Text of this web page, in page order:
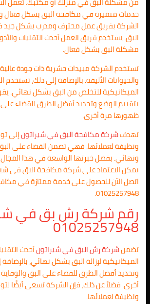
خدمات متميزة في مكافحة البق بشكل فعال
الشركة بفريق عمل محترف ومدرب بشكل
البق. يستخدم فريق العمل أحدث التقنيات
مشكلة البق بشكل فعال.
تستخدم الشركة مبيدات حشرية ذات جودة
والحيوانات الأليفة. بالإضافة إلى ذلك، تستخدم
الميكانيكية للتخلص من البق بشكل نهائي.
بتقييم الوضع وتحديد أفضل الطرق للقضاء
ظهورها مرة أخرى.
تهدفشركة مكافحة البق في شيراتونإلى
ونظيفة لعملائها. فهي تضمن القضاء على
ونهائي. بفضل خبرتها الواسعة في هذا المجال
يمكن الاعتماد على شركة مكافحة البق في
اتصل الآن للحصول على خدمة ممتازة في
01025257948.
رقم شركة رش بق في
01025257948
تضمنشركة رش البق في شيراتونأحدث
الميكانيكية لإزالة البق بشكل نهائي،
وتحديد أفضل الطرق للقضاء على البق
أخرى. فضلاً عن ذلك، فإن الشركة تسعى أيضًا
ونظيفة لعملائها.